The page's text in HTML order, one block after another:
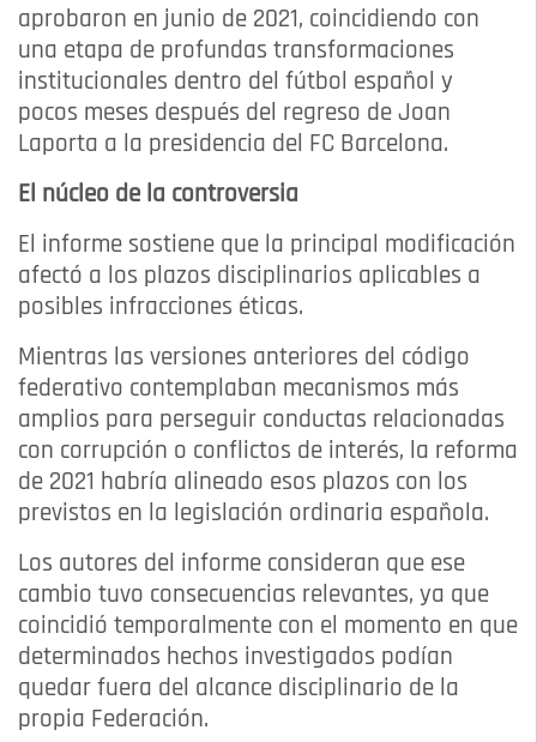
aprobaron en junio de 2021, coincidiendo con
una etapa de profundas transformaciones
institucionales dentro del fútbol español y
pocos meses después del regreso de Joan
Laporta a la presidencia del FC Barcelona.
El núcleo de la controversia
El informe sostiene que la principal modificación
afectó a los plazos disciplinarios aplicables a
posibles infracciones éticas.
Mientras las versiones anteriores del código
federativo contemplaban mecanismos más
amplios para perseguir conductas relacionadas
con corrupción o conflictos de interés, la reforma
de 2021 habría alineado esos plazos con los
previstos en la legislación ordinaria española.
Los autores del informe consideran que ese
cambio tuvo consecuencias relevantes, ya que
coincidió temporalmente con el momento en que
determinados hechos investigados podían
quedar fuera del alcance disciplinario de la
propia Federación.